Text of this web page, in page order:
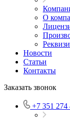
О
Новости
Статьи
Контакты
Заказать звонок
+7 351 274